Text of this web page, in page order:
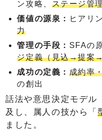
ン攻略、 ステージ管
価値の源泉：
ヒアリ
力
管理の手段： SFAの
ジ定義（見込→提案
成功の定義： 成約率
の創出
話法や意思決定モデル
及し、属人の技から「
ました。